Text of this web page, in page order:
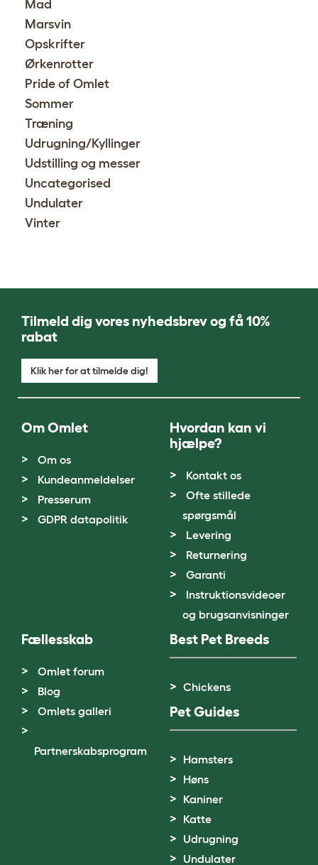
Mad
Marsvin
Opskrifter
Ørkenrotter
Pride of Omlet
Sommer
Træning
Udrugning/Kyllinger
Udstilling og messer
Uncategorised
Undulater
Vinter
Tilmeld dig vores nyhedsbrev og få 10%
rabat
Klik her for at tilmelde dig!
Om Omlet
Om os
Kundeanmeldelser
Presserum
GDPR datapolitik
Hvordan kan vi
hjælpe?
Kontakt os
Ofte stillede
spørgsmål
Levering
Returnering
Garanti
Instruktionsvideoer
og brugsanvisninger
Fællesskab
Omlet forum
Blog
Omlets galleri
Partnerskabsprogram
Best Pet Breeds
Chickens
Pet Guides
Hamsters
Høns
Kaniner
Katte
Udrugning
Undulater